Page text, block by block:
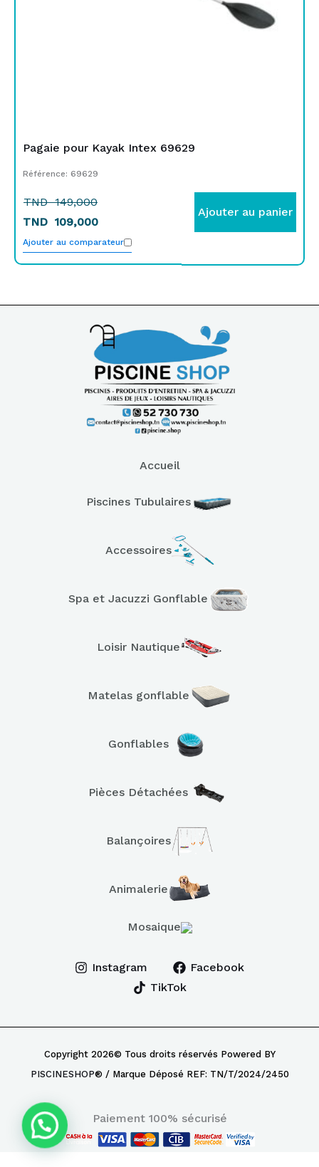
Pagaie pour Kayak Intex 69629
Référence: 69629
TND149,000
TND 109,000
Ajouter au panier
Ajouter au comparateur
Accueil
Piscines Tubulaires
Accessoires
Spa et Jacuzzi Gonflable
Loisir Nautique
Matelas gonflable
Gonflables
Pièces Détachées
Balançoires
Animalerie
Mosaique
Instagram
Facebook
TikTok
Copyright 2026© Tous droits réservés Powered BY
PISCINESHOP® / Marque Déposé REF: TN/T/2024/2450
Paiement 100% sécurisé